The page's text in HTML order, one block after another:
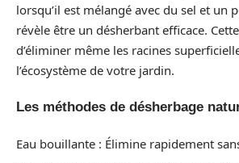
lorsqu’il est mélangé avec du sel et un
révèle être un désherbant efficace.
d’éliminer même les racines
l’écosystème de votre jardin.
Les méthodes de désherbage
Eau bouillante : Élimine rapidement